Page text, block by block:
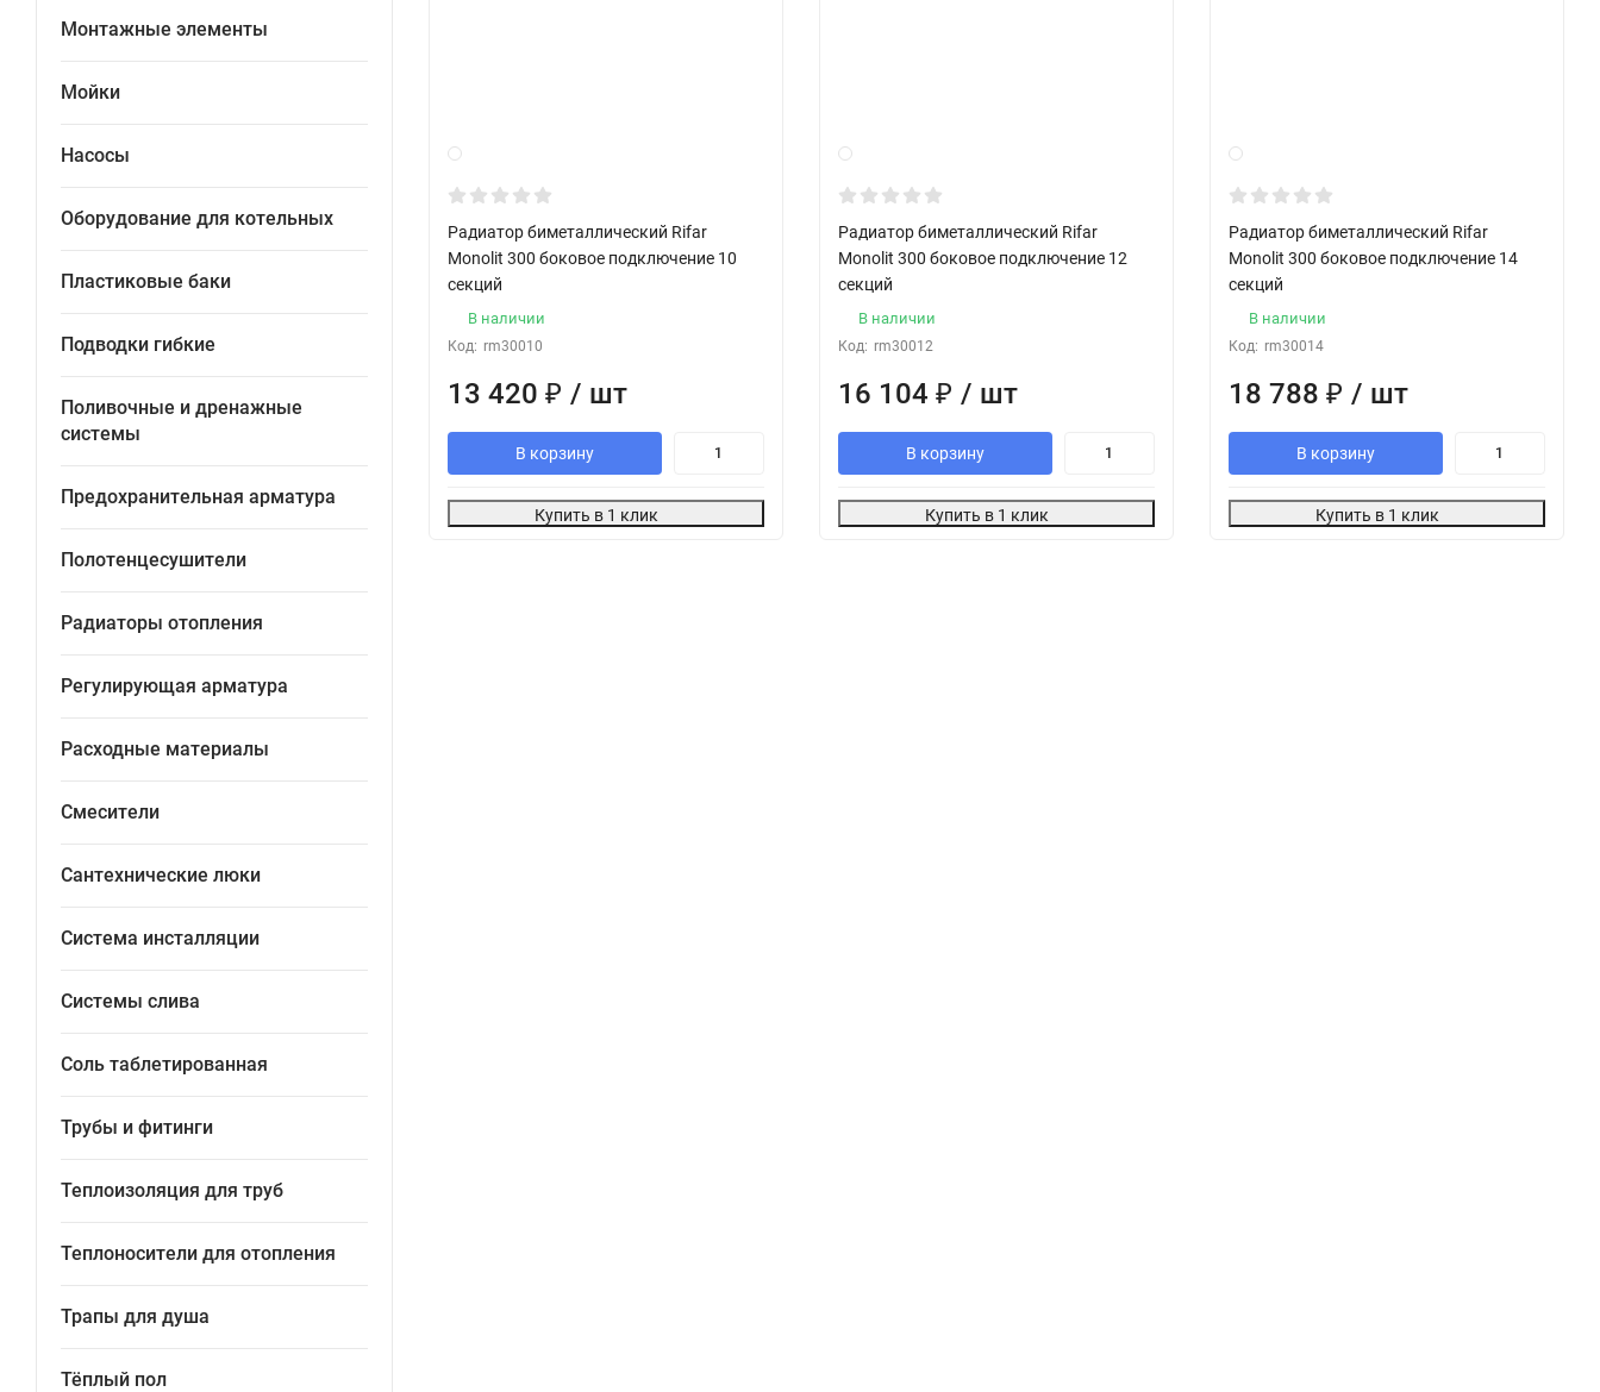
Монтажные элементы
Мойки
Насосы
Оборудование для котельных
Пластиковые баки
Подводки гибкие
Поливочные и дренажные
системы
Предохранительная арматура
Полотенцесушители
Радиаторы отопления
Регулирующая арматура
Расходные материалы
Смесители
Сантехнические люки
Система инсталляции
Системы слива
Соль таблетированная
Трубы и фитинги
Теплоизоляция для труб
Теплоносители для отопления
Трапы для душа
Тёплый пол
Радиатор биметаллический Rifar
Monolit 300 боковое подключение 10
секций
В наличии
Код: rm30010
13 420 ₽ / шт
В корзину
Купить в 1 клик
Радиатор биметаллический Rifar
Monolit 300 боковое подключение 12
секций
В наличии
Код: rm30012
16 104 ₽ / шт
В корзину
Купить в 1 клик
Радиатор биметаллический Rifar
Monolit 300 боковое подключение 14
секций
В наличии
Код: rm30014
18 788 ₽ / шт
В корзину
Купить в 1 клик